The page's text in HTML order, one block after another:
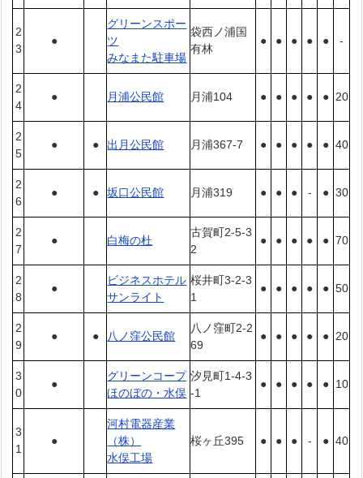
2
3
●
グリーンスポー
ツ
みなまた駐車場
袋西ノ浦国
有林
● ● ● ● ● -
2
4
● 月浦公民館 月浦104 ● ● ● ● ● 20
2
5
● ● 出月公民館 月浦367-7 ● ● ● ● ● 40
2
6
● ● 坂口公民館 月浦319 ● ● ● - ● 30
2
7
● 白梅の杜
古賀町2-5-3
2
● ● ● ● ● 70
2
8
●
ビジネスホテル
サンライト
桜井町3-2-3
1
● ● ● ● ● 50
2
9
● ● 八ノ窪公民館
八ノ窪町2-2
69
● ● ● ● ● 20
3
0
●
グリーンコープ
ほのぼの・水俣
汐見町1-4-3
-1
● ● ● ● ● 10
3
1
●
河村電器産業
（株）
水俣工場
桜ヶ丘395 ● ● ● - ● 40